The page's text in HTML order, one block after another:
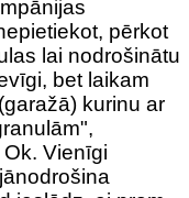
pērkot
lai nodrošinātu
bet laikam
kurinu ar
Vienīgi